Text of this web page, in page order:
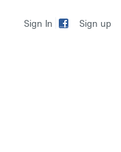
Sign In Sign up